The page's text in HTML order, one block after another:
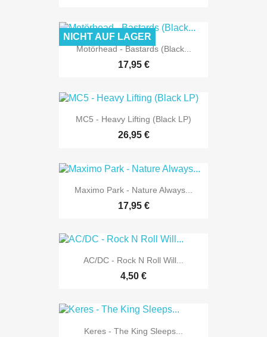
Motörhead - Bastards (Black...
17,95 €
NICHT AUF LAGER
MC5 - Heavy Lifting (Black LP)
26,95 €
Maximo Park - Nature Always...
17,95 €
AC/DC - Rock N Roll Will...
4,50 €
Keres - The King Sleeps...